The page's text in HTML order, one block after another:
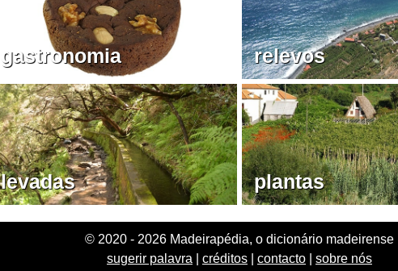
gastronomia relevos
levadas plantas
© 2020 - 2026 Madeirapédia, o dicionário madeirense
sugerir palavra
créditos contacto sobre nós